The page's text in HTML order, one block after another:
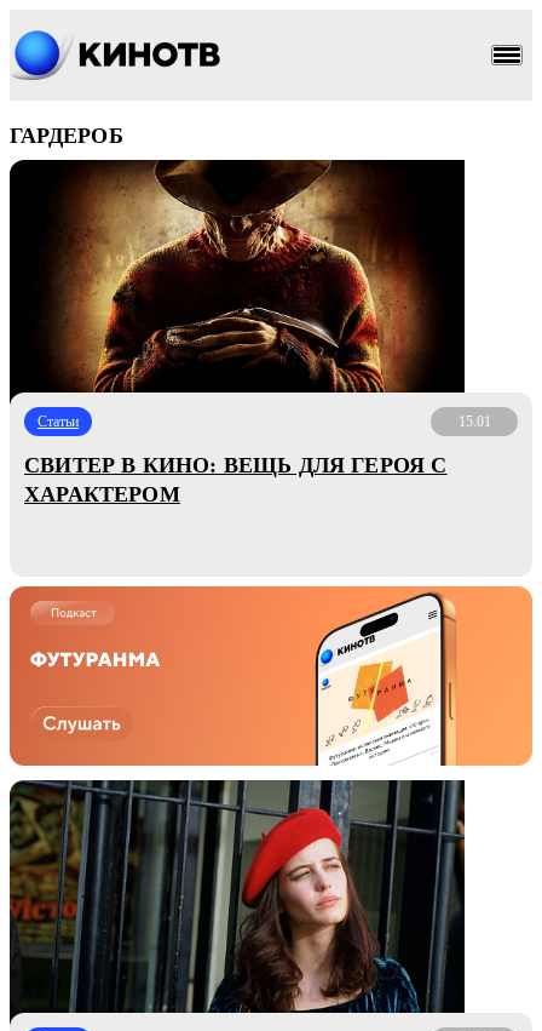
ГАРДЕРОБ
Статьи 15.01
СВИТЕР В КИНО: ВЕЩЬ ДЛЯ ГЕРОЯ С
ХАРАКТЕРОМ